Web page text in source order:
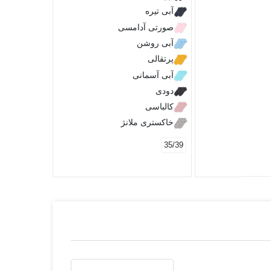
آبی تیره
صورتی آدامسی
آبی روشن
پرتقالی
آبی آسمانی
دودی
کالباسی
خاکستری ملانژ
35/39